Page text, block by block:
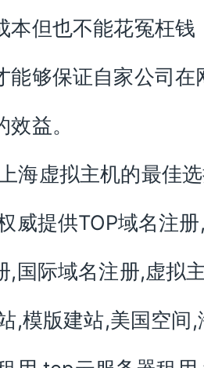
本但也不能花冤枉钱
能够保证自家公司在
益。
海虚拟主机的最佳
威提供TOP域名注
,国际域名注册,虚拟
,模版建站,美国空间